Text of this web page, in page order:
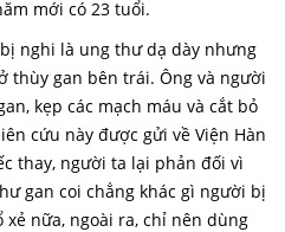
mới có 23 tuổi.
nghi là ung thư dạ dày nhưng
thùy gan bên trái. Ông và người
kẹp các mạch máu và cắt bỏ
cứu này được gửi về Viện Hàn
thay, người ta lại phản đối vì
gan coi chẳng khác gì người bị
nữa, ngoài ra, chỉ nên dùng